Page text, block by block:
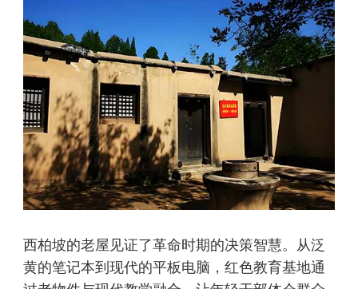
西柏坡的老屋见证了革命时期的决策智慧。从泛
黄的笔记本到现代的平板电脑，红色教育基地通